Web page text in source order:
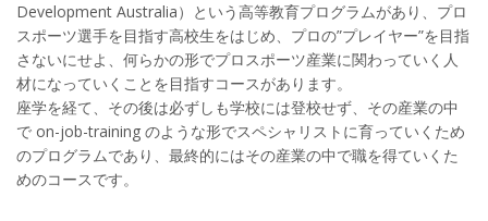
Development Australia）という高等教育プログラムがあり、プロ
スポーツ選手を目指す高校生をはじめ、プロの”プレイヤー”を目指
さないにせよ、何らかの形でプロスポーツ産業に関わっていく人
材になっていくことを目指すコースがあります。
座学を経て、その後は必ずしも学校には登校せず、その産業の中
で on-job-training のような形でスペシャリストに育っていくため
のプログラムであり、最終的にはその産業の中で職を得ていくた
めのコースです。